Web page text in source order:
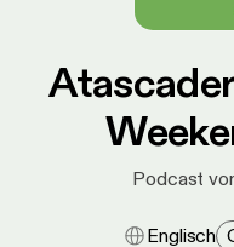
Podcast
Englisch